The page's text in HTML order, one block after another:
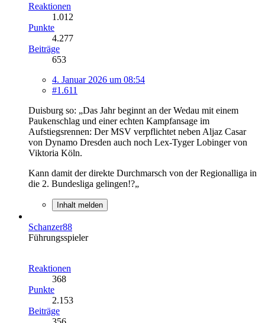
Reaktionen
1.012
Punkte
4.277
Beiträge
653
4. Januar 2026 um 08:54
#1.611
Duisburg so: „Das Jahr beginnt an der Wedau mit einem
Paukenschlag und einer echten Kampfansage im
Aufstiegsrennen: Der MSV verpflichtet neben Aljaz Casar
von Dynamo Dresden auch noch Lex-Tyger Lobinger von
Viktoria Köln.
Kann damit der direkte Durchmarsch von der Regionalliga in
die 2. Bundesliga gelingen!?„
Inhalt melden
Schanzer88
Führungsspieler
Reaktionen
368
Punkte
2.153
Beiträge